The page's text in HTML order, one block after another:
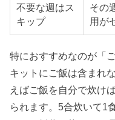
不要な週はス
キップ
その
用が
特におすすめなのが「
キットにご飯は含まれ
えばご飯を自分で炊け
られます。5合炊いて1